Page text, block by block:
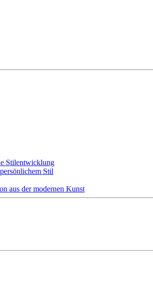
Stilentwicklung
Stil
aus der modernen Kunst